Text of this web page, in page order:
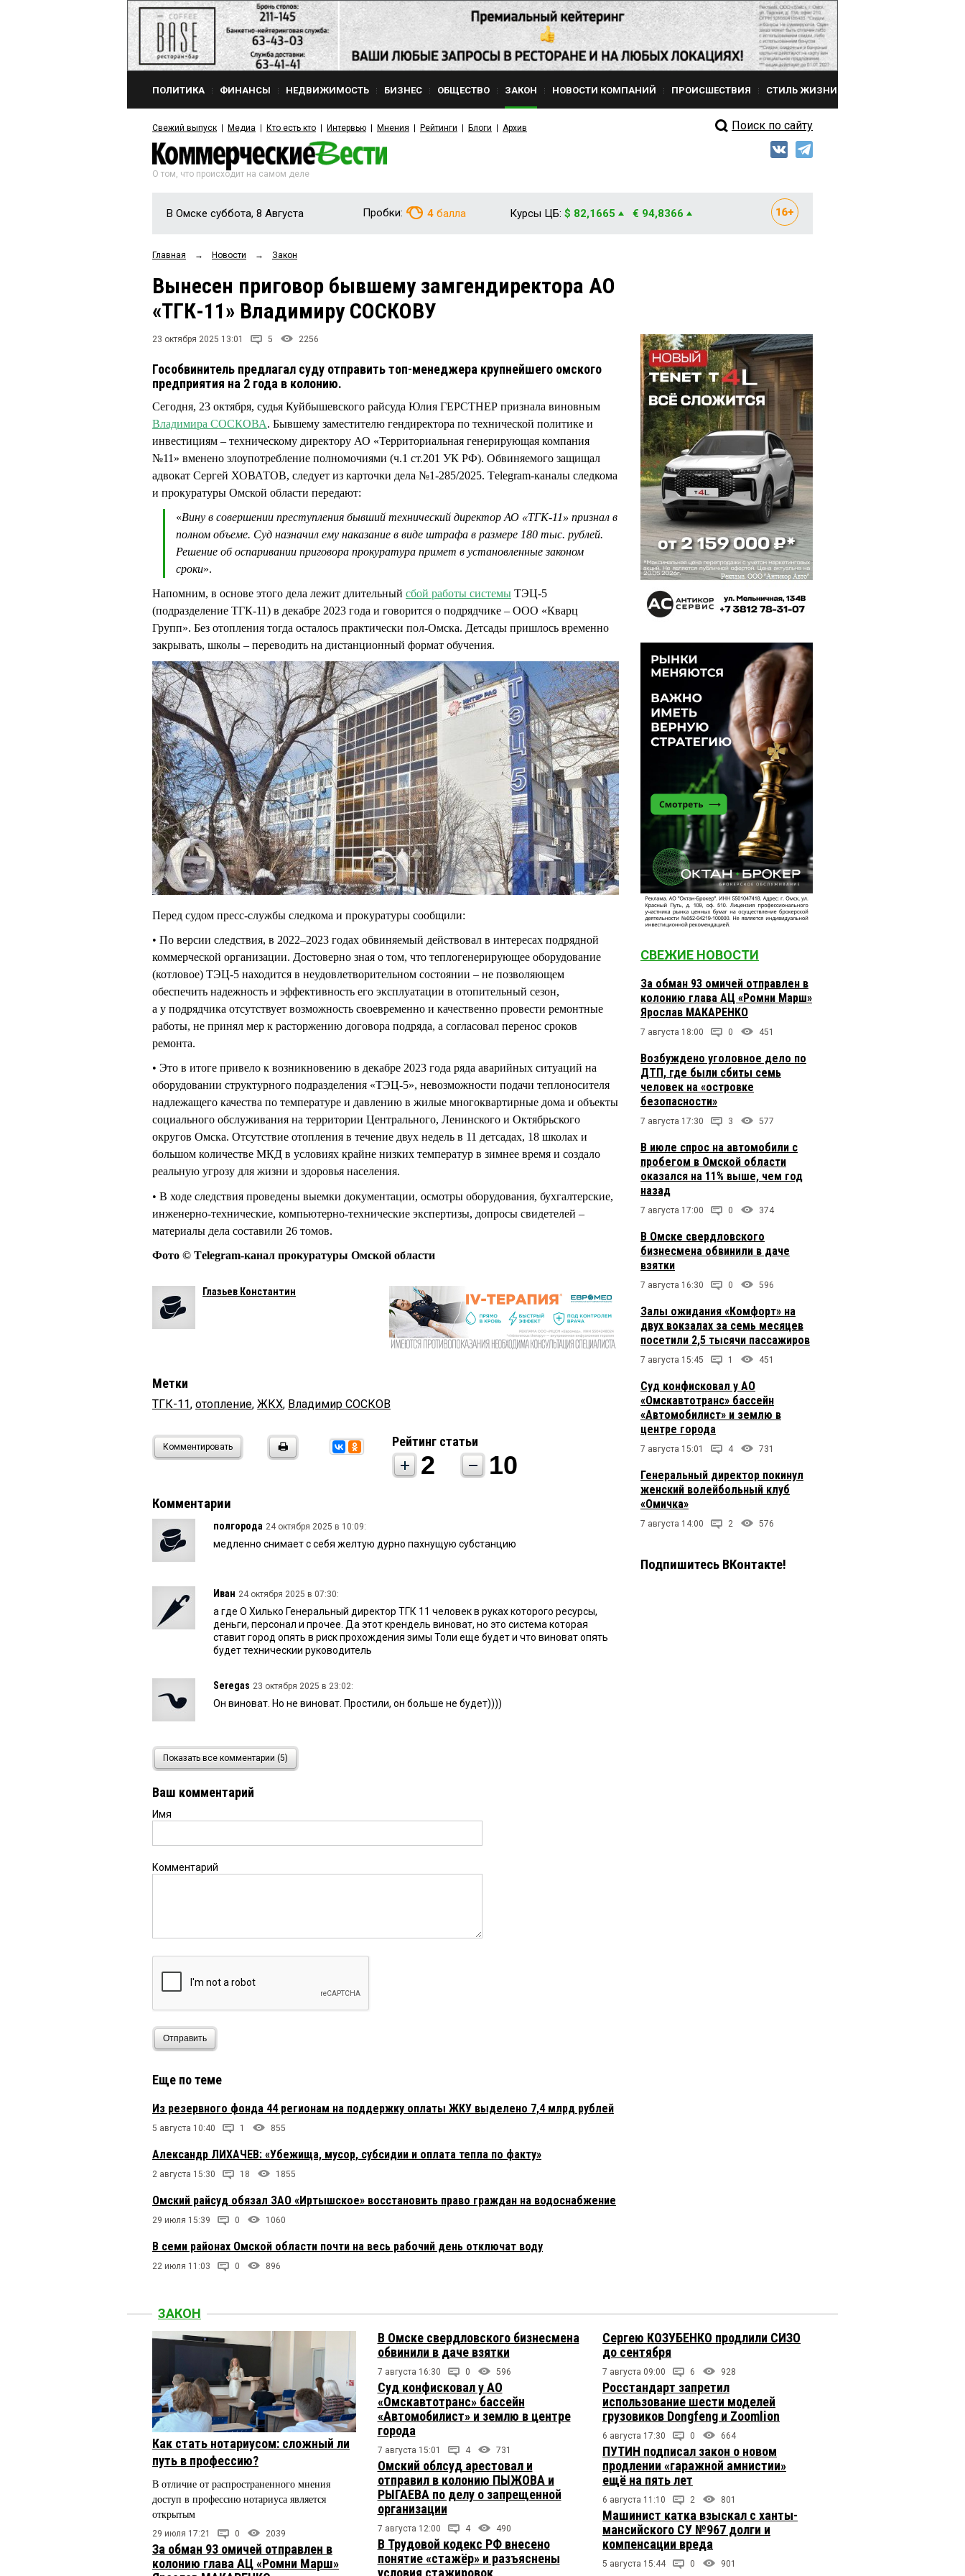
ПОЛИТИКА ФИНАНСЫ НЕДВИЖИМОСТЬ БИЗНЕС ОБЩЕСТВО ЗАКОН НОВОСТИ КОМПАНИЙ ПРОИСШЕСТВИЯ СТИЛЬ ЖИЗНИ
Свежий выпуск Медиа Кто есть кто Интервью Мнения Рейтинги Блоги Архив Поиск по сайту
О том, что происходит на самом деле
В Омске суббота, 8 Августа Пробки: 4 балла Курсы ЦБ: $ 82,1665 € 94,8366
Главная → Новости → Закон
Вынесен приговор бывшему замгендиректора АО
«ТГК-11» Владимиру СОСКОВУ
23 октября 2025 13:01 5 2256
Гособвинитель предлагал суду отправить топ-менеджера крупнейшего омского
предприятия на 2 года в колонию.
Сегодня, 23 октября, судья Куйбышевского райсуда Юлия ГЕРСТНЕР признала виновным
Владимира СОСКОВА. Бывшему заместителю гендиректора по технической политике и
инвестициям – техническому директору АО «Территориальная генерирующая компания
№11» вменено злоупотребление полномочиями (ч.1 ст.201 УК РФ). Обвиняемого защищал
адвокат Сергей ХОВАТОВ, следует из карточки дела №1-285/2025. Тelegram-каналы следкома
и прокуратуры Омской области передают:
«Вину в совершении преступления бывший технический директор АО «ТГК-11» признал в
полном объеме. Суд назначил ему наказание в виде штрафа в размере 180 тыс. рублей.
Решение об оспаривании приговора прокуратура примет в установленные законом
сроки».
Напомним, в основе этого дела лежит длительный сбой работы системы ТЭЦ-5
(подразделение ТГК-11) в декабре 2023 года и говорится о подрядчике – ООО «Кварц
Групп». Без отопления тогда осталось практически пол-Омска. Детсады пришлось временно
закрывать, школы – переводить на дистанционный формат обучения.
Перед судом пресс-службы следкома и прокуратуры сообщили:
• По версии следствия, в 2022–2023 годах обвиняемый действовал в интересах подрядной
коммерческой организации. Достоверно зная о том, что теплогенерирующее оборудование
(котловое) ТЭЦ-5 находится в неудовлетворительном состоянии – не позволяющем
обеспечить надежность и эффективность его эксплуатации в отопительный сезон,
а у подрядчика отсутствует возможность своевременно и качественно провести ремонтные
работы, не принял мер к расторжению договора подряда, а согласовал перенос сроков
ремонта.
• Это в итоге привело к возникновению в декабре 2023 года ряда аварийных ситуаций на
оборудовании структурного подразделения «ТЭЦ-5», невозможности подачи теплоносителя
надлежащего качества по температуре и давлению в жилые многоквартирные дома и объекты
социального обслуживания на территории Центрального, Ленинского и Октябрьского
округов Омска. Отсутствие отопления в течение двух недель в 11 детсадах, 18 школах и
большом количестве МКД в условиях крайне низких температур в зимнее время и создало
реальную угрозу для жизни и здоровья населения.
• В ходе следствия проведены выемки документации, осмотры оборудования, бухгалтерские,
инженерно-технические, компьютерно-технические экспертизы, допросы свидетелей –
материалы дела составили 26 томов.
Фото © Тelegram-канал прокуратуры Омской области
Глазьев Константин
Метки
ТГК-11, отопление, ЖКХ, Владимир СОСКОВ
Комментировать Рейтинг статьи
2 10
Комментарии
полгорода 24 октября 2025 в 10:09:
медленно снимает с себя желтую дурно пахнущую субстанцию
Иван 24 октября 2025 в 07:30:
а где О Хилько Генеральный директор ТГК 11 человек в руках которого ресурсы,
деньги, персонал и прочее. Да этот крендель виноват, но это система которая
ставит город опять в риск прохождения зимы Толи еще будет и что виноват опять
будет техническии руководитель
Seregas 23 октября 2025 в 23:02:
Он виноват. Но не виноват. Простили, он больше не будет))))
23 октября 2025 в 15:37:
Да Здравствует самый гуманный суд в мире!
Гоша 23 октября 2025 в 14:42:
Показать все комментарии (5)
Ваш комментарий
Имя
Комментарий
Отправить
Еще по теме
Из резервного фонда 44 регионам на поддержку оплаты ЖКУ выделено 7,4 млрд рублей
5 августа 10:40 1 855
Александр ЛИХАЧЕВ: «Убежища, мусор, субсидии и оплата тепла по факту»
2 августа 15:30 18 1855
Омский райсуд обязал ЗАО «Иртышское» восстановить право граждан на водоснабжение
29 июля 15:39 0 1060
В семи районах Омской области почти на весь рабочий день отключат воду
22 июля 11:03 0 896
СВЕЖИЕ НОВОСТИ
За обман 93 омичей отправлен в
колонию глава АЦ «Ромни Марш»
Ярослав МАКАРЕНКО
7 августа 18:00 0 451
Возбуждено уголовное дело по
ДТП, где были сбиты семь
человек на «островке
безопасности»
7 августа 17:30 3 577
В июле спрос на автомобили с
пробегом в Омской области
оказался на 11% выше, чем год
назад
7 августа 17:00 0 374
В Омске свердловского
бизнесмена обвинили в даче
взятки
7 августа 16:30 0 596
Залы ожидания «Комфорт» на
двух вокзалах за семь месяцев
посетили 2,5 тысячи пассажиров
7 августа 15:45 1 451
Суд конфисковал у АО
«Омскавтотранс» бассейн
«Автомобилист» и землю в
центре города
7 августа 15:01 4 731
Генеральный директор покинул
женский волейбольный клуб
«Омичка»
7 августа 14:00 2 576
Подпишитесь ВКонтакте!
ЗАКОН
Как стать нотариусом: сложный ли
путь в профессию?
В отличие от распространенного мнения
доступ в профессию нотариуса является
открытым
29 июля 17:21 0 2039
За обман 93 омичей отправлен в
колонию глава АЦ «Ромни Марш»
В Омске свердловского бизнесмена
обвинили в даче взятки
7 августа 16:30 0 596
Суд конфисковал у АО
«Омскавтотранс» бассейн
«Автомобилист» и землю в центре
города
7 августа 15:01 4 731
Омский облсуд арестовал и
отправил в колонию ПЫЖОВА и
РЫГАЕВА по делу о запрещенной
организации
7 августа 12:00 4 490
В Трудовой кодекс РФ внесено
понятие «стажёр» и разъяснены
условия стажировок
Сергею КОЗУБЕНКО продлили СИЗО
до сентября
7 августа 09:00 6 928
Росстандарт запретил
использование шести моделей
грузовиков Dongfeng и Zoomlion
6 августа 17:30 0 664
ПУТИН подписал закон о новом
продлении «гаражной амнистии»
ещё на пять лет
6 августа 11:10 2 801
Машинист катка взыскал с ханты-
мансийского СУ №967 долги и
компенсации вреда
5 августа 15:44 0 901